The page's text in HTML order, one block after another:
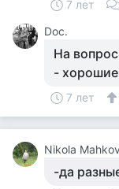
7 лет
Doc.
На
-
7 лет
Nikola Mahkov
-да